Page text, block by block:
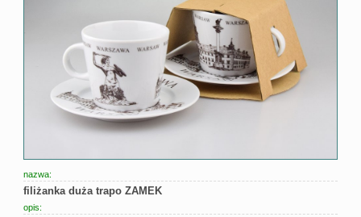
nazwa:
filiżanka duża trapo ZAMEK
opis: